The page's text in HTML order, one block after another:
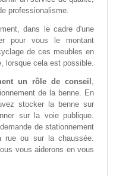
professionalisme.
dans le cadre d'une
pour vous le montant
de ces meubles en
lorsque cela est possible.
un rôle de conseil ,
de la benne. En
stocker la benne sur
sur la voie publique.
de stationnement
rue ou sur la chaussée.
vous aiderons en vous